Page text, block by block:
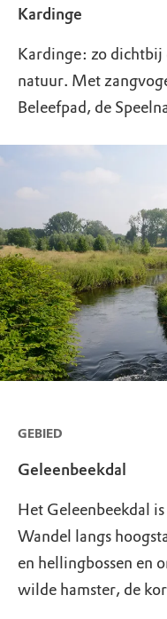
Kardinge
Kardinge: zo dichtbij
natuur. Met
Beleefpad, de
GEBIED
Geleenbeekdal
Het Geleenbeekdal
Wandel langs
en hellingbossen en
wilde hamster, de